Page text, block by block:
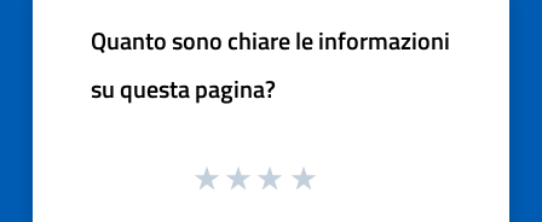
Quanto sono chiare le informazioni
su questa pagina?